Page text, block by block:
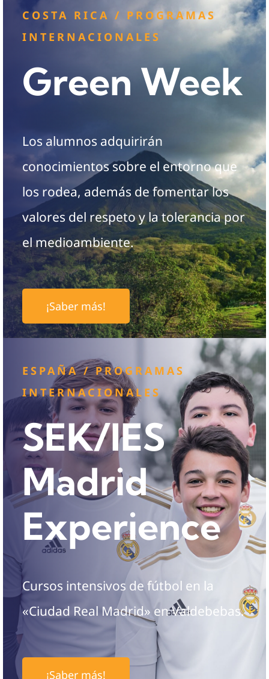
COSTA RICA / PROGRAMAS
INTERNACIONALES
Green Week
Los alumnos adquirirán
conocimientos sobre el entorno que
los rodea, además de fomentar los
valores del respeto y la tolerancia por
el medioambiente.
¡Saber más!
ESPAÑA / PROGRAMAS
INTERNACIONALES
SEK/IES
Madrid
Experience
Cursos intensivos de fútbol en la
«Ciudad Real Madrid» en Valdebebas.
¡Saber más!